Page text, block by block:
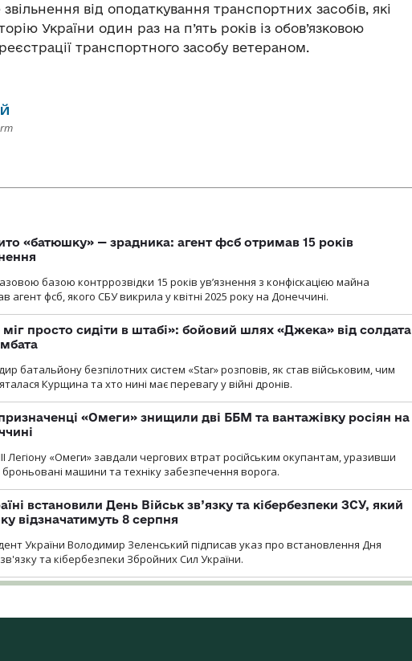
від оподаткування транспортних засобів, які
України один раз на п’ять років із обов’язковою
транспортного засобу ветераном.
«батюшку» — зрадника: агент фсб отримав 15 років
базою контррозвідки 15 років увʼязнення з конфіскацією майна
агент фсб, якого СБУ викрила у квітні 2025 року на Донеччині.
просто сидіти в штабі»: бойовий шлях «Джека» від солдата
батальйону безпілотних систем «Star» розповів, як став військовим, чим
Курщина та хто нині має перевагу у війні дронів.
«Омеги» знищили дві ББМ та вантажівку росіян на
Легіону «Омеги» завдали чергових втрат російським окупантам, уразивши
броньовані машини та техніку забезпечення ворога.
встановили День Військ зв’язку та кібербезпеки ЗСУ, який
відзначатимуть 8 серпня
України Володимир Зеленський підписав указ про встановлення Дня
зв'язку та кібербезпеки Збройних Сил України.